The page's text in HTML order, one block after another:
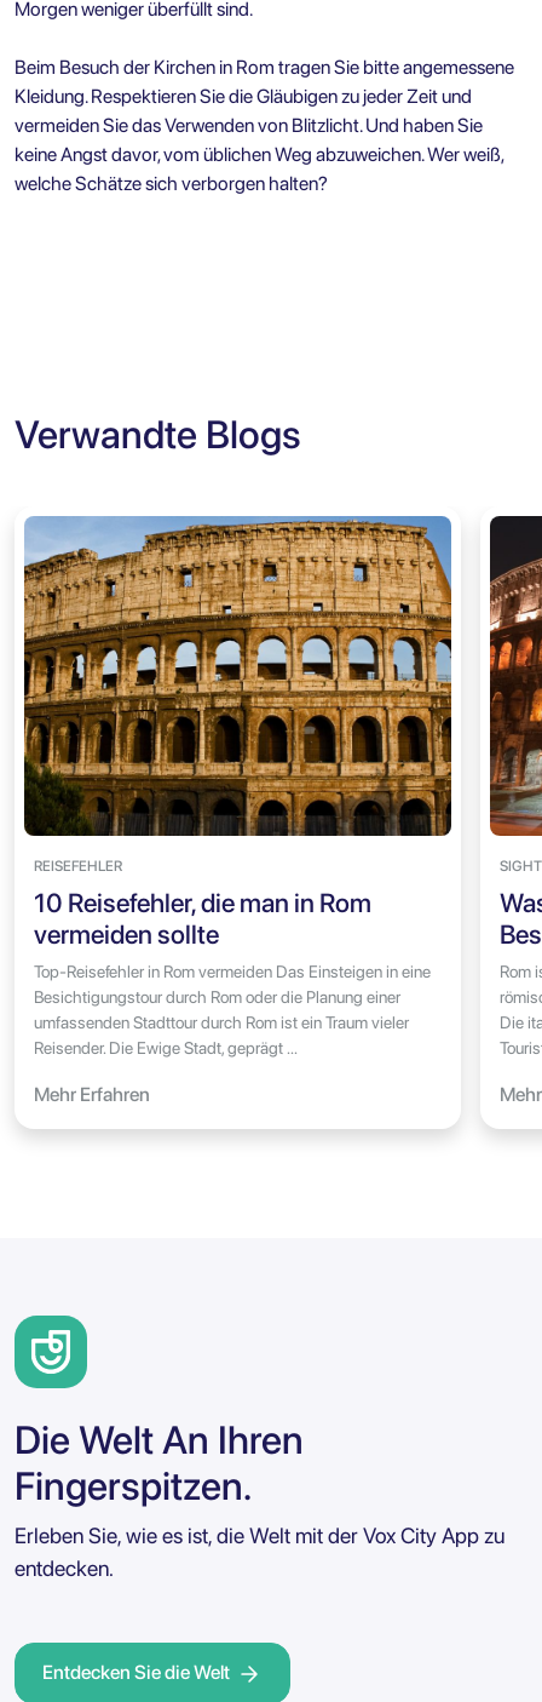
Morgen weniger überfüllt sind.
Beim Besuch der Kirchen in Rom tragen Sie bitte angemessene
Kleidung. Respektieren Sie die Gläubigen zu jeder Zeit und
vermeiden Sie das Verwenden von Blitzlicht. Und haben Sie
keine Angst davor, vom üblichen Weg abzuweichen. Wer weiß,
welche Schätze sich verborgen halten?
Verwandte Blogs
REISEFEHLER
10 Reisefehler, die man in Rom
vermeiden sollte
Top-Reisefehler in Rom vermeiden Das Einsteigen in eine
Besichtigungstour durch Rom oder die Planung einer
umfassenden Stadttour durch Rom ist ein Traum vieler
Reisender. Die Ewige Stadt, geprägt ...
Mehr Erfahren
Rom
Die
Die Welt An Ihren
Fingerspitzen.
Erleben Sie, wie es ist, die Welt mit der Vox City App zu
entdecken.
Entdecken Sie die Welt